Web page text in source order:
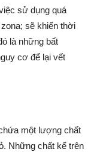
sử dụng quá
sẽ khiến thời
là những bất
cơ để lại vết
một lượng chất
Những chất kể trên